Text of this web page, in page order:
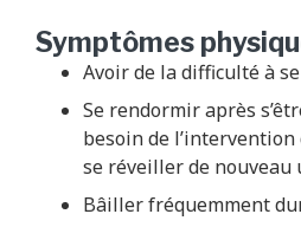
Symptômes
Avoir de la difficulté à
Se rendormir après
besoin de
se réveiller de nouveau
Bâiller fréquemment